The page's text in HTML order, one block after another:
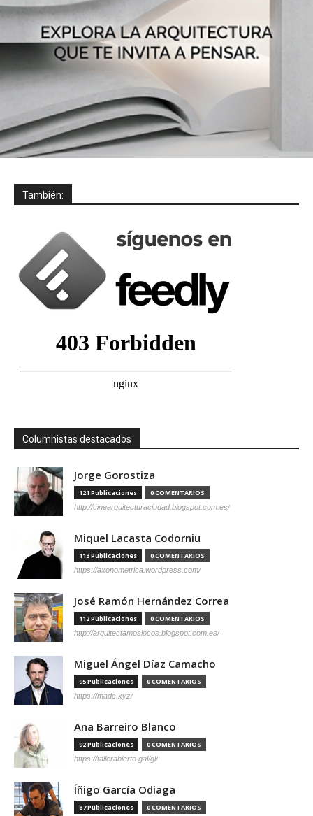
También:
Columnistas destacados
Jorge Gorostiza
121 Publicaciones 0 COMENTARIOS
http://cinearquitecturaciudad.blogspot.com.es/
Miquel Lacasta Codorniu
113 Publicaciones 0 COMENTARIOS
https://axonometrica.wordpress.com/
José Ramón Hernández Correa
112 Publicaciones 0 COMENTARIOS
http://arquitectamoslocos.blogspot.com.es/
Miguel Ángel Díaz Camacho
95 Publicaciones 0 COMENTARIOS
https://madc.xyz/
Ana Barreiro Blanco
92 Publicaciones 0 COMENTARIOS
https://tallerabierto.gal/gl/
Íñigo García Odiaga
87 Publicaciones 0 COMENTARIOS